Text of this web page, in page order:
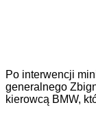
Po interwencji
generalnego
kierowcą BMW,